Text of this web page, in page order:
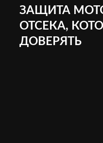
ЗАЩИТА
ОТСЕКА,
ДОВЕРЯТЬ